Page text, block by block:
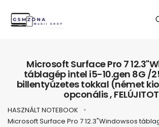
Microsoft Surface Pro 7
táblagép intel i5-10.gen 8G /
billentyúzetes tokkal (német
opconális ,
HASZNÁLT NOTEBOOK
Microsoft Surface Pro 7 12.3"Windowsos